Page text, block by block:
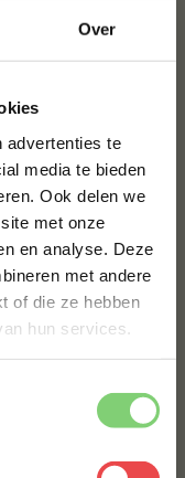
Over
advertenties te
media te bieden
Ook delen we
met onze
en analyse. Deze
met andere
of die ze hebben
hun services.
steak
en een
T-bone steak
per persoon?
bone en de dry
ontvang direct